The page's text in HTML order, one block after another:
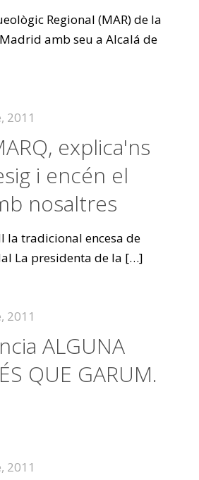
Regional (MAR) de la
amb seu a Alcalá de
2011
explica'ns
i encén el
nosaltres
la tradicional encesa de
La presidenta de la […]
2011
ALGUNA
QUE GARUM.
2011